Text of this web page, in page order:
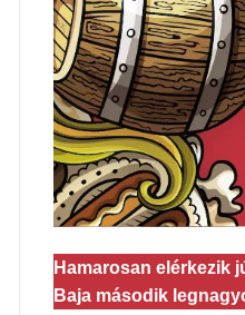
Hamarosan elérkezik
Baja második